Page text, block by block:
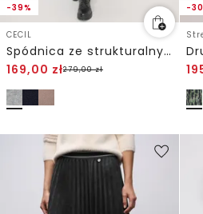
-39%
CECIL
Spódnica ze strukturalnymi detalami
169,00 zł279,00zł
-